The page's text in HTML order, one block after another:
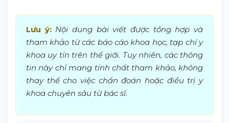
Lưu ý:Nội dung bài viết được tổng hợp và
tham khảo từ các báo cáo khoa học, tạp chí y
khoa uy tín trên thế giới. Tuy nhiên, các thông
tin này chỉ mang tính chất tham khảo, không
thay thế cho việc chẩn đoán hoặc điều trị y
khoa chuyên sâu từ bác sĩ.